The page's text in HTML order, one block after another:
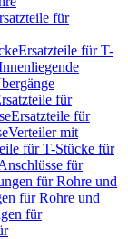
für
Ersatzteile für T-
für
Ersatzteile für
Verteiler mit
für T-Stücke für
für
für Rohre und
für Rohre und
für